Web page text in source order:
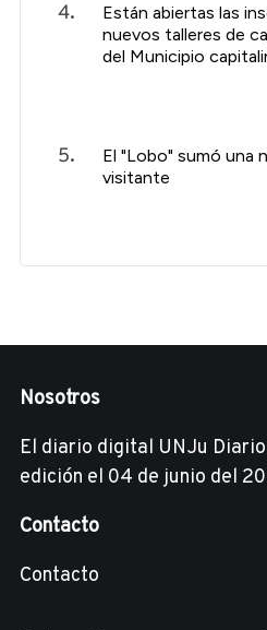
Están abiertas las
nuevos talleres de
del Municipio
El "Lobo" sumó una
visitante
Nosotros
El diario digital UNJu
edición el 04 de junio del
Contacto
Contacto